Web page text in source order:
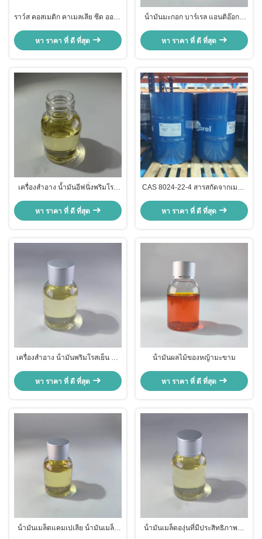
ราว์ส คอสเมติก คาเมลเลีย ซีด ออยล์
ส่วนผสมหลายคุณสมบัติ คาเมลเลีย
หา ราคา ที่ ดี ที่สุด
น้ํามันมะกอก บาร์เรล แอนติอ๊อกซิ
ธรรมชาติและการดูแลผิวหนังแบบ
แอนติอ๊อกซิเดนต์
หา ราคา ที่ ดี ที่สุด
เครื่องสำอาง น้ำมันอีฟนิ่งพริมโรส
Biennis Oil สำหรับผลิตภัณฑ์ดูแล
ผิวประสิทธิภาพสูง
หา ราคา ที่ ดี ที่สุด
CAS 8024-22-4 สารสกัดจากเมล็ด
หา ราคา ที่ ดี ที่สุด
เครื่องสําอาง น้ํามันพริมโรสเย็น น้ํา
ธรรมชาติ
หา ราคา ที่ ดี ที่สุด
น้ํามันผลไม้ของหญ้ามะขาม
หา ราคา ที่ ดี ที่สุด
น้ํามันเมล็ดแคมเปเลีย น้ํามันเมล็ด
น้ํามันเมล็ดองุ่นที่มีประสิทธิภาพสูง